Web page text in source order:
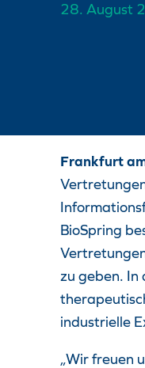
28. August
Frankfurt
BioSpring
zu geben. In
industrielle
„Wir freuen